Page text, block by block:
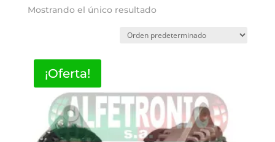
Mostrando el único resultado
¡Oferta!